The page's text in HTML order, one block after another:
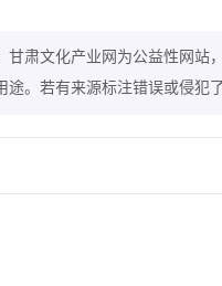
甘肃文化产业网为公益性网站
途。若有来源标注错误或侵犯